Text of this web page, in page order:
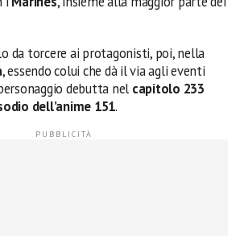
da torcere ai protagonisti, poi, nella
, essendo colui che dà il via agli eventi
debutta nel capitolo 233
dell’anime 151.